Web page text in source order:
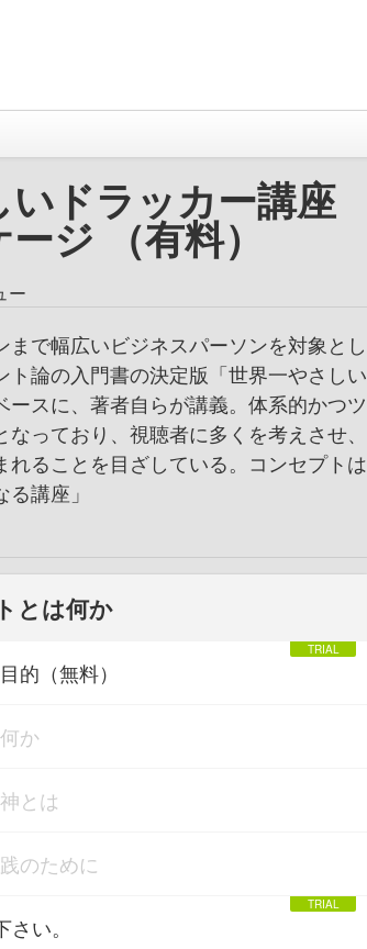
ドラッカー講座
ジ （有料）
ー
で幅広いビジネスパーソンを対象とし
ト論の入門書の決定版「世界一やさしい
スに、著者自らが講義。体系的かつツ
っており、視聴者に多くを考えさせ、
れることを目ざしている。コンセプトは
講座」
とは何か
的（無料）
か
とは
のために
い。